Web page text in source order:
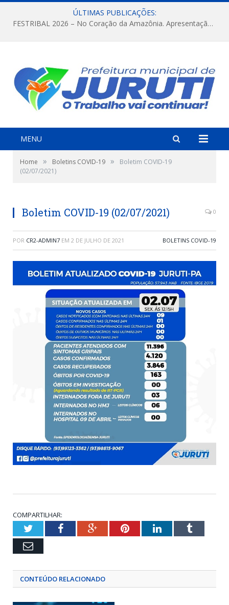
ÚLTIMAS PUBLICAÇÕES:
FESTRIBAL 2026 – No Coração da Amazônia. Apresentação da Munduruku.
MENU
Home » Boletins COVID-19 »
Boletim COVID-19
(02/07/2021)
Boletim COVID-19 (02/07/2021) 0
POR CR2-ADMIN7 EM 2 DE JULHO DE 2021 BOLETINS COVID-19
COMPARTILHAR:
TwitterFacebookGoogle+PinterestLinkedInTumblr
Email
CONTEÚDO RELACIONADO